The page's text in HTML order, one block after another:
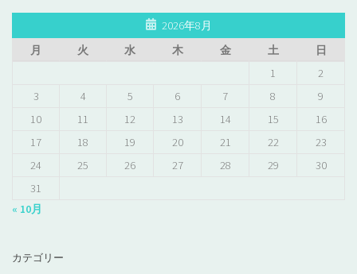
2026年8月
月
火 水 木 金 土
日
1
2
3
4 5 6 7 8
9
10
11 12 13 14 15
16
17
18 19 20 21 22
23
24
25 26 27 28 29
30
31
« 10月
カテゴリー